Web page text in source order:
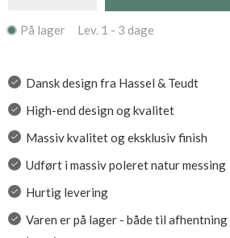
På lager Lev. 1 - 3 dage
Dansk design fra Hassel & Teudt
High-end design og kvalitet
Massiv kvalitet og eksklusiv finish
Udført i massiv poleret natur messing
Hurtig levering
Varen er på lager - både til